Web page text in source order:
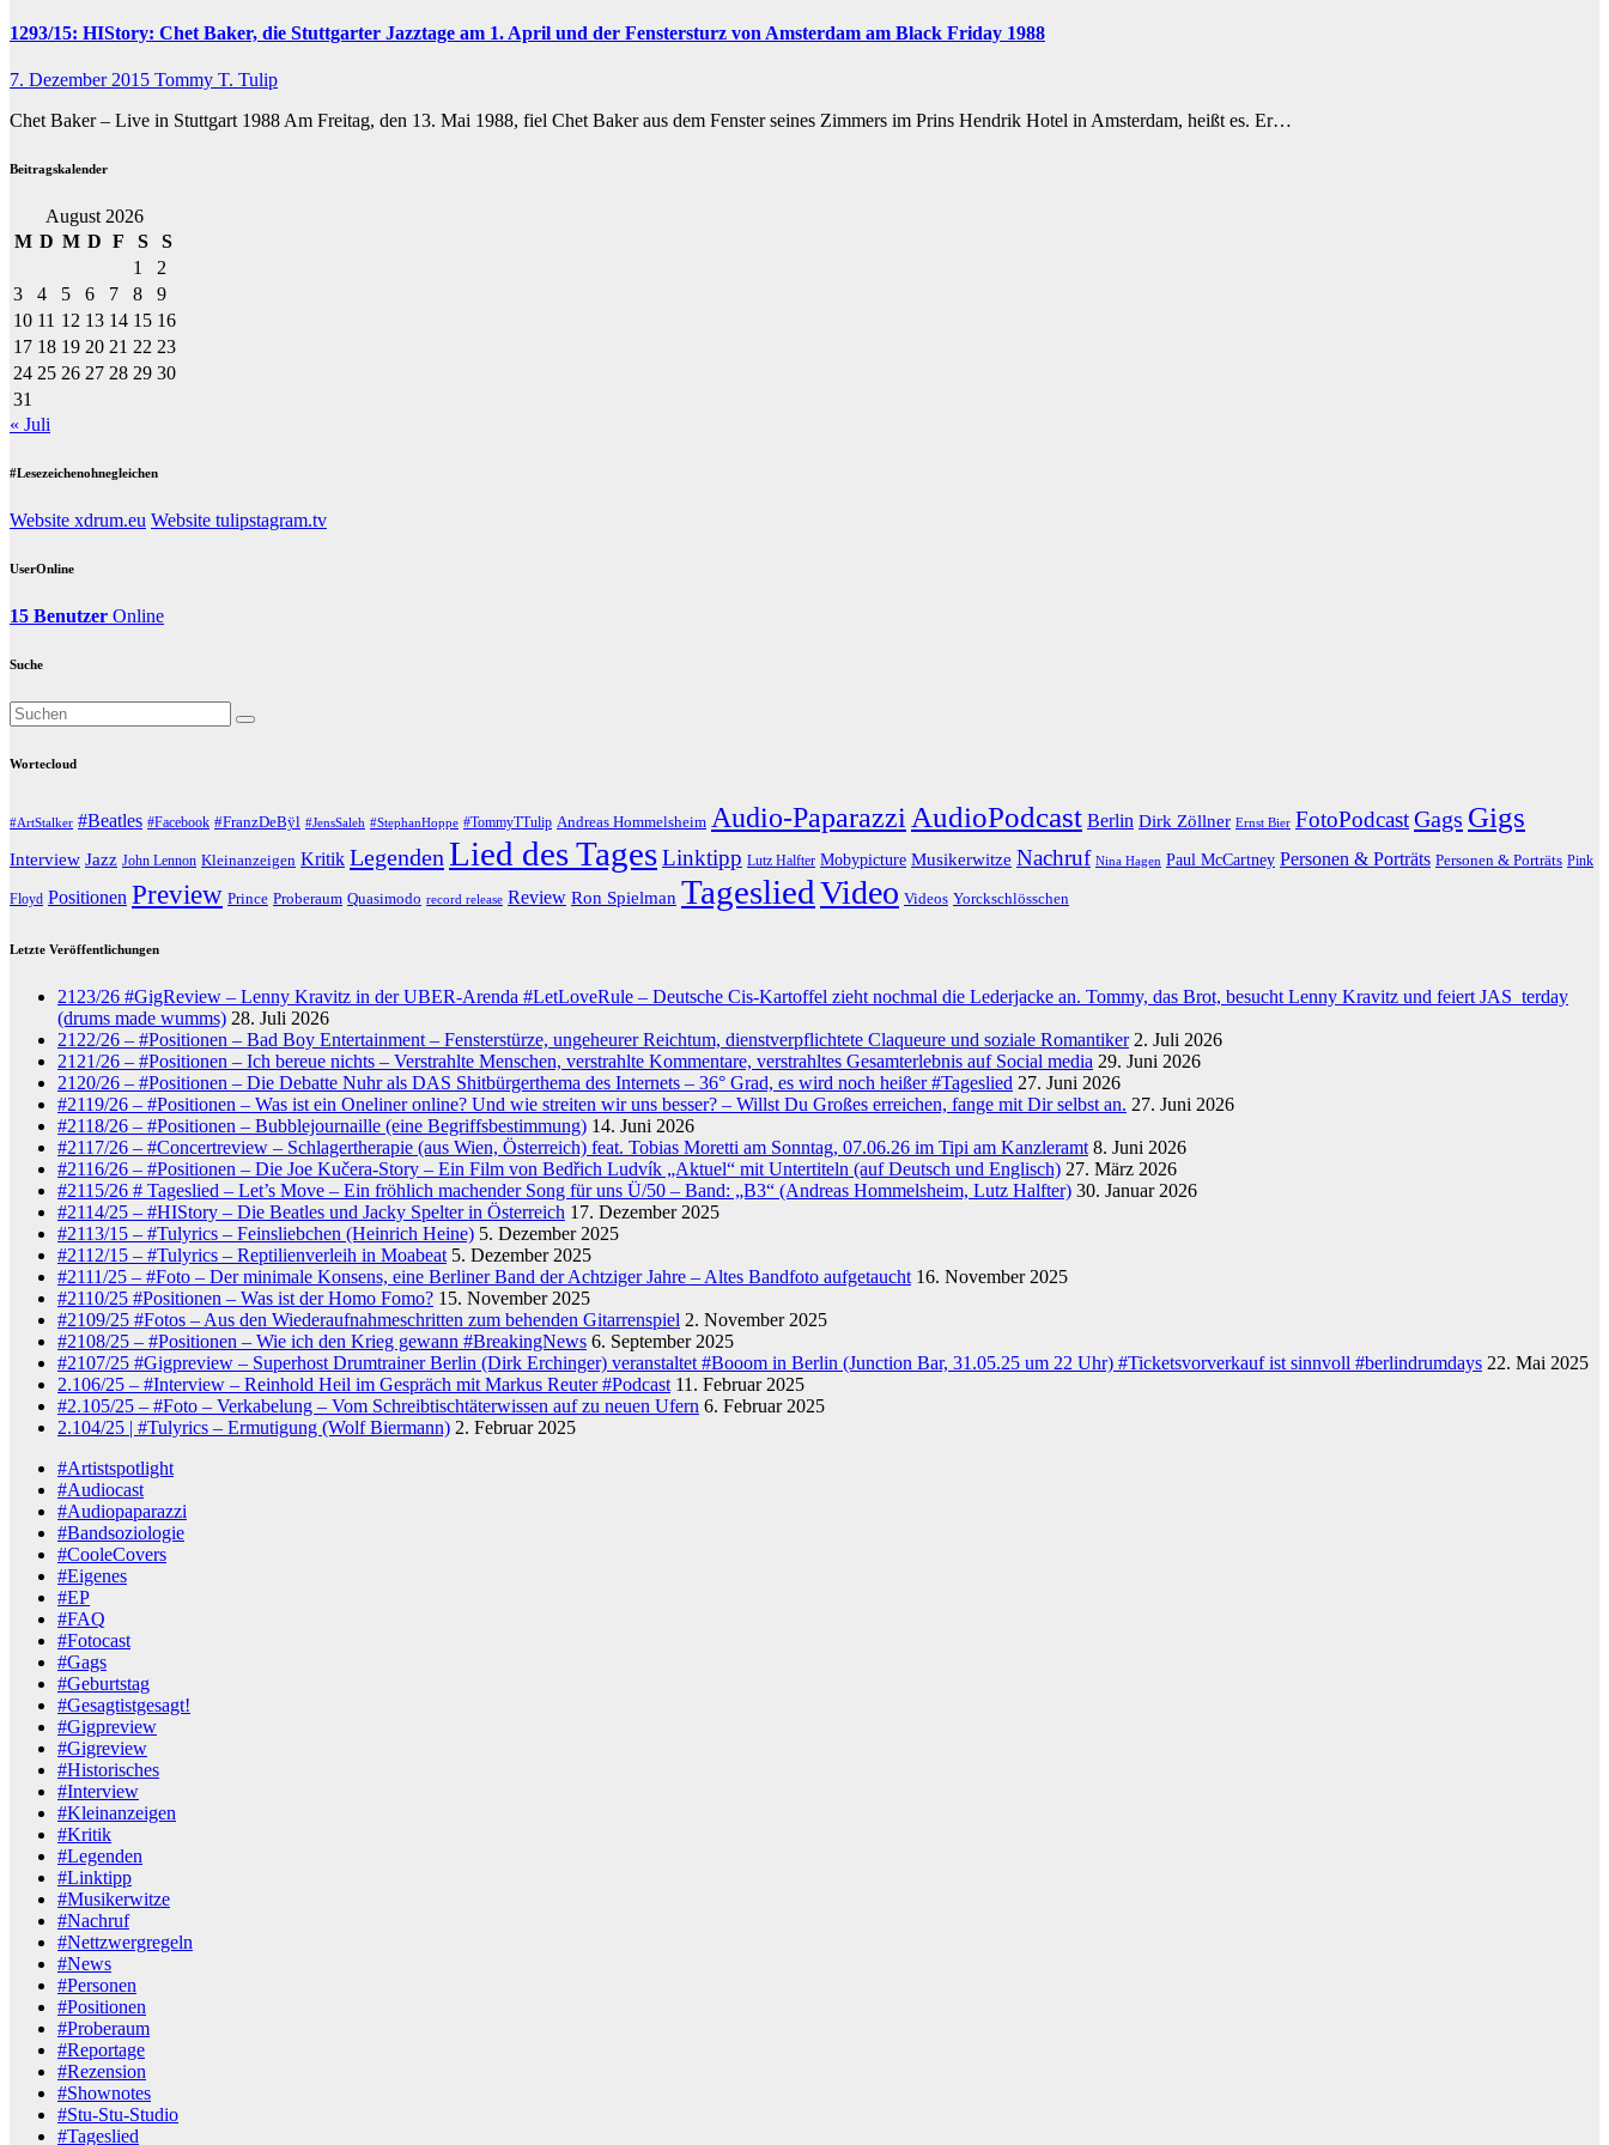
1293/15: HIStory: Chet Baker, die Stuttgarter Jazztage am 1. April und der Fenstersturz von Amsterdam am Black Friday 1988
7. Dezember 2015 Tommy T. Tulip
Chet Baker – Live in Stuttgart 1988 Am Freitag, den 13. Mai 1988, fiel Chet Baker aus dem Fenster seines Zimmers im Prins Hendrik Hotel in Amsterdam, heißt es. Er…
Beitragskalender
August 2026
M D M D F S
S
1
2
3
4 5 6 7 8
9
10 11 12 13 14 15 16
17 18 19 20 21 22 23
24 25 26 27 28 29 30
31
« Juli
#Lesezeichenohnegleichen
Website xdrum.eu Website tulipstagram.tv
UserOnline
15 Benutzer Online
Suche
Wortecloud
#ArtStalker #Beatles #Facebook #FranzDeBÿl #JensSaleh #StephanHoppe #TommyTTulip Andreas Hommelsheim Audio-Paparazzi AudioPodcast Berlin Dirk Zöllner Ernst Bier FotoPodcastGags Gigs
Interview Jazz John Lennon Kleinanzeigen Kritik Legenden Lied des TagesLinktipp Lutz Halfter Mobypicture Musikerwitze Nachruf Nina Hagen Paul McCartney Personen & Porträts Personen & Porträts Pink
Floyd Positionen Preview Prince Proberaum Quasimodo record release Review Ron Spielman TagesliedVideo Videos Yorckschlösschen
Letzte Veröffentlichungen
2123/26 #GigReview – Lenny Kravitz in der UBER-Arenda #LetLoveRule – Deutsche Cis-Kartoffel zieht nochmal die Lederjacke an. Tommy, das Brot, besucht Lenny Kravitz und feiert JAS_terday
(drums made wumms) 28. Juli 2026
2122/26 – #Positionen – Bad Boy Entertainment – Fensterstürze, ungeheurer Reichtum, dienstverpflichtete Claqueure und soziale Romantiker 2. Juli 2026
2121/26 – #Positionen – Ich bereue nichts – Verstrahlte Menschen, verstrahlte Kommentare, verstrahltes Gesamterlebnis auf Social media 29. Juni 2026
2120/26 – #Positionen – Die Debatte Nuhr als DAS Shitbürgerthema des Internets – 36° Grad, es wird noch heißer #Tageslied 27. Juni 2026
#2119/26 – #Positionen – Was ist ein Oneliner online? Und wie streiten wir uns besser? – Willst Du Großes erreichen, fange mit Dir selbst an. 27. Juni 2026
#2118/26 – #Positionen – Bubblejournaille (eine Begriffsbestimmung) 14. Juni 2026
#2117/26 – #Concertreview – Schlagertherapie (aus Wien, Österreich) feat. Tobias Moretti am Sonntag, 07.06.26 im Tipi am Kanzleramt 8. Juni 2026
#2116/26 – #Positionen – Die Joe Kučera-Story – Ein Film von Bedřich Ludvík „Aktuel“ mit Untertiteln (auf Deutsch und Englisch) 27. März 2026
#2115/26 # Tageslied – Let’s Move – Ein fröhlich machender Song für uns Ü/50 – Band: „B3“ (Andreas Hommelsheim, Lutz Halfter) 30. Januar 2026
#2114/25 – #HIStory – Die Beatles und Jacky Spelter in Österreich 17. Dezember 2025
#2113/15 – #Tulyrics – Feinsliebchen (Heinrich Heine) 5. Dezember 2025
#2112/15 – #Tulyrics – Reptilienverleih in Moabeat 5. Dezember 2025
#2111/25 – #Foto – Der minimale Konsens, eine Berliner Band der Achtziger Jahre – Altes Bandfoto aufgetaucht 16. November 2025
#2110/25 #Positionen – Was ist der Homo Fomo? 15. November 2025
#2109/25 #Fotos – Aus den Wiederaufnahmeschritten zum behenden Gitarrenspiel 2. November 2025
#2108/25 – #Positionen – Wie ich den Krieg gewann #BreakingNews 6. September 2025
#2107/25 #Gigpreview – Superhost Drumtrainer Berlin (Dirk Erchinger) veranstaltet #Booom in Berlin (Junction Bar, 31.05.25 um 22 Uhr) #Ticketsvorverkauf ist sinnvoll #berlindrumdays 22. Mai 2025
2.106/25 – #Interview – Reinhold Heil im Gespräch mit Markus Reuter #Podcast 11. Februar 2025
#2.105/25 – #Foto – Verkabelung – Vom Schreibtischtäterwissen auf zu neuen Ufern 6. Februar 2025
2.104/25 | #Tulyrics – Ermutigung (Wolf Biermann) 2. Februar 2025
#Artistspotlight
#Audiocast
#Audiopaparazzi
#Bandsoziologie
#CooleCovers
#Eigenes
#EP
#FAQ
#Fotocast
#Gags
#Geburtstag
#Gesagtistgesagt!
#Gigpreview
#Gigreview
#Historisches
#Interview
#Kleinanzeigen
#Kritik
#Legenden
#Linktipp
#Musikerwitze
#Nachruf
#Nettzwergregeln
#News
#Personen
#Positionen
#Proberaum
#Reportage
#Rezension
#Shownotes
#Stu-Stu-Studio
#Tageslied